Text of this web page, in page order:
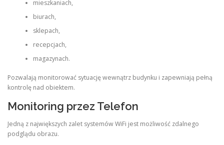
mieszkaniach,
biurach,
sklepach,
recepcjach,
magazynach.
Pozwalają monitorować sytuację wewnątrz budynku i zapewniają pełną
kontrolę nad obiektem.
Monitoring przez Telefon
Jedną z największych zalet systemów WiFi jest możliwość zdalnego
podglądu obrazu.